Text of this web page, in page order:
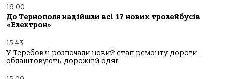
16:00
До Тернополя надійшли всі 17 нових тролейбусів
«Електрон»
15:43
У Теребовлі розпочали новий етап ремонту дороги:
облаштовують дорожній одяг